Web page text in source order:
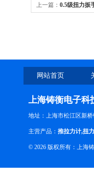
上一篇： 0.5级扭力扳
网站首页
上海铸衡电子科
地址：上海市松江区新
主营产品： 推拉力计,扭
© 2026 版权所有：上海